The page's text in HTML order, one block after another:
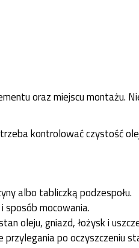
oraz miejscu montażu.
kontrolować czystość
albo tabliczką podzespołu.
sposób mocowania.
oleju, gniazd, łożysk i
po oczyszczeniu